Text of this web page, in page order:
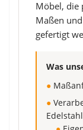
Möbel, die
Maßen
gefertigt
Was
●
●
Edelstahl